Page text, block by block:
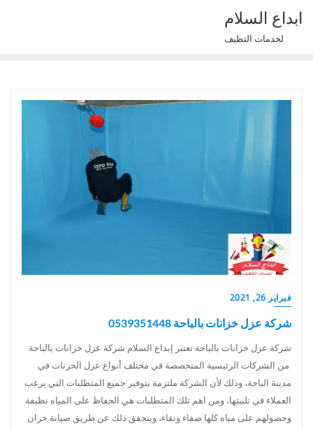
Skip
content
ابداع السلام
لخدمات التظيف
فبراير 26, 2021
شركة عزل خزانات بالباحة 0539351448
شركة عزل خزانات بالباحة تعتبر إبداع السلام شركة عزل خزانات بالباحة
من الشركات الرئيسية المتخصصة في مختلف أنواع عزل الخزنات في
مدينة الباحة، وذلك لأن الشركة ملتزمة بتوفير جميع المتطلبات التي يرغب
العملاء في تلبيتها، ومن اهم تلك المتطلبات هي الحفاظ على المياه نظيفة
وحصولهم على مياه كلها صفاء ونقاء، ويتحقق ذلك عن طريق صيانة خزان